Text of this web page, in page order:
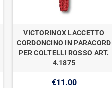
VICTORINOX LACCETTO
CORDONCINO IN PARACORD
PER COLTELLI ROSSO ART.
4.1875
€11.00